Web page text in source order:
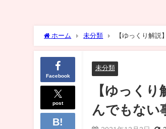
ホーム 未分類 【ゆっくり解説
Facebook
post
未分類
【ゆっく
んでもない